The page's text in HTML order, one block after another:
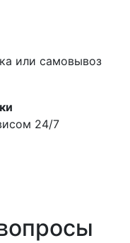
или самовывоз
24/7